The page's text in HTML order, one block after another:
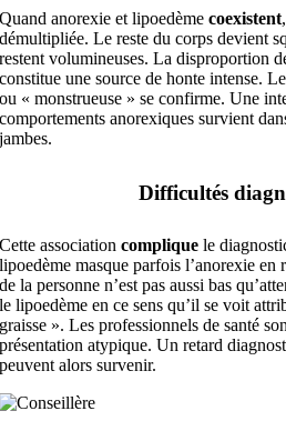
Quand anorexie et lipoedèmecoexistent
démultipliée. Le reste du corps devient
restent volumineuses. La disproportion
constitue une source de honte intense.
ou « monstrueuse » se confirme. Une
comportements anorexiques survient
jambes.
Difficultés
Cette associationcomplique le
lipoedème masque parfois l’anorexie
de la personne n’est pas aussi bas
le lipoedème en ce sens qu’il se voit
graisse ». Les professionnels de santé
présentation atypique. Un retard
peuvent alors survenir.